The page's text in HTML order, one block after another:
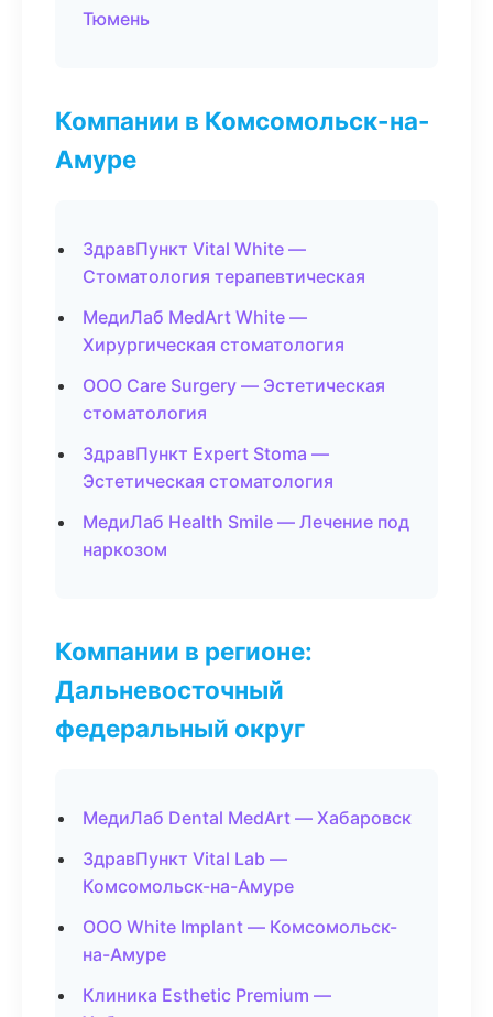
Тюмень
Компании в Комсомольск-на-
Амуре
ЗдравПункт Vital White —
Стоматология терапевтическая
МедиЛаб MedArt White —
Хирургическая стоматология
ООО Care Surgery — Эстетическая
стоматология
ЗдравПункт Expert Stoma —
Эстетическая стоматология
МедиЛаб Health Smile — Лечение под
наркозом
Компании в регионе:
Дальневосточный
федеральный округ
МедиЛаб Dental MedArt — Хабаровск
ЗдравПункт Vital Lab —
Комсомольск-на-Амуре
ООО White Implant — Комсомольск-
на-Амуре
Клиника Esthetic Premium —